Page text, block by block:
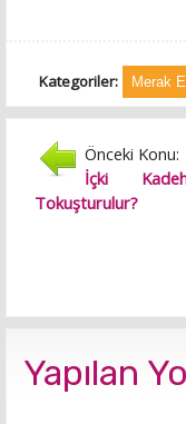
Kategoriler: Merak
Önceki Konu:
İçki
Tokuşturulur?
Yapılan